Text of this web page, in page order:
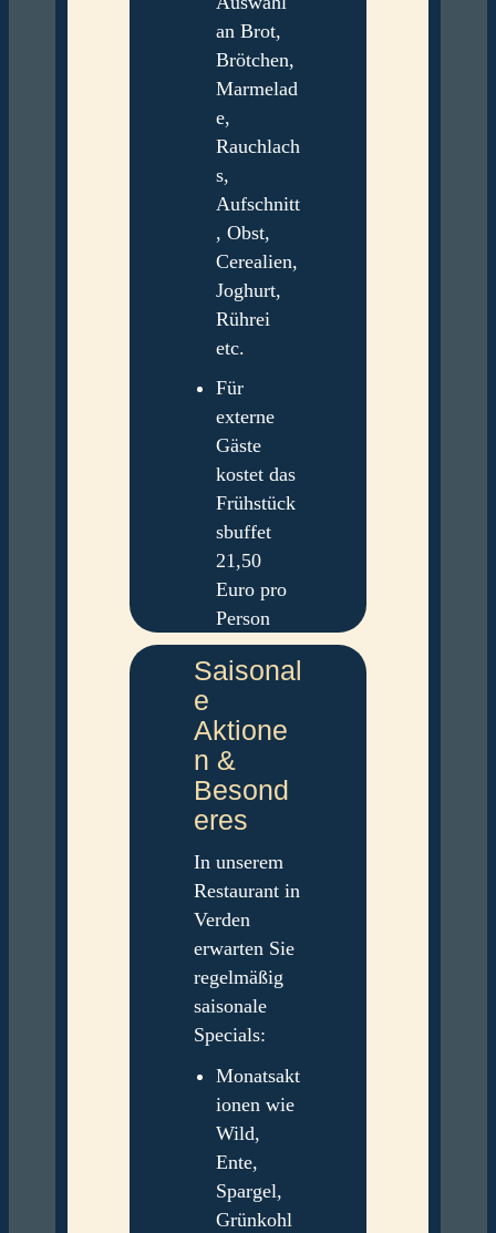
an Brot,
Brötchen,
Marmelad
e,
Rauchlach
s,
Aufschnitt
, Obst,
Cerealien,
Joghurt,
Rührei
etc.
Für
externe
Gäste
kostet das
Frühstück
sbuffet
21,50
Euro pro
Person
Saisonal
e
Aktione
n &
Besond
eres
In unserem
Restaurant in
Verden
erwarten Sie
regelmäßig
saisonale
Specials:
Monatsakt
ionen wie
Wild,
Ente,
Spargel,
Grünkohl